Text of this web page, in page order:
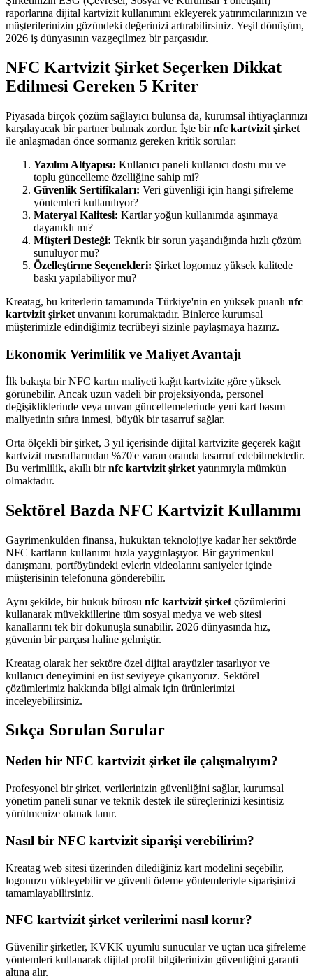
raporlarına dijital kartvizit kullanımını ekleyerek yatırımcılarınızın ve
müşterilerinizin gözündeki değerinizi artırabilirsiniz. Yeşil dönüşüm,
2026 iş dünyasının vazgeçilmez bir parçasıdır.
NFC Kartvizit Şirket Seçerken Dikkat
Edilmesi Gereken 5 Kriter
Piyasada birçok çözüm sağlayıcı bulunsa da, kurumsal ihtiyaçlarınızı
karşılayacak bir partner bulmak zordur. İşte birnfc kartvizit şirket
ile anlaşmadan önce sormanız gereken kritik sorular:
Yazılım Altyapısı: Kullanıcı paneli kullanıcı dostu mu ve
toplu güncelleme özelliğine sahip mi?
Güvenlik Sertifikaları: Veri güvenliği için hangi şifreleme
yöntemleri kullanılıyor?
Materyal Kalitesi: Kartlar yoğun kullanımda aşınmaya
dayanıklı mı?
Müşteri Desteği: Teknik bir sorun yaşandığında hızlı çözüm
sunuluyor mu?
Özelleştirme Seçenekleri: Şirket logomuz yüksek kalitede
baskı yapılabiliyor mu?
Kreatag, bu kriterlerin tamamında Türkiye'nin en yüksek puanlı nfc
kartvizit şirket unvanını korumaktadır. Binlerce kurumsal
müşterimizle edindiğimiz tecrübeyi sizinle paylaşmaya hazırız.
Ekonomik Verimlilik ve Maliyet Avantajı
İlk bakışta bir NFC kartın maliyeti kağıt kartvizite göre yüksek
görünebilir. Ancak uzun vadeli bir projeksiyonda, personel
değişikliklerinde veya unvan güncellemelerinde yeni kart basım
maliyetinin sıfıra inmesi, büyük bir tasarruf sağlar.
Orta ölçekli bir şirket, 3 yıl içerisinde dijital kartvizite geçerek kağıt
kartvizit masraflarından %70'e varan oranda tasarruf edebilmektedir.
Bu verimlilik, akıllı birnfc kartvizit şirket yatırımıyla mümkün
olmaktadır.
Sektörel Bazda NFC Kartvizit Kullanımı
Gayrimenkulden finansa, hukuktan teknolojiye kadar her sektörde
NFC kartların kullanımı hızla yaygınlaşıyor. Bir gayrimenkul
danışmanı, portföyündeki evlerin videolarını saniyeler içinde
müşterisinin telefonuna gönderebilir.
Aynı şekilde, bir hukuk bürosu nfc kartvizit şirket çözümlerini
kullanarak müvekkillerine tüm sosyal medya ve web sitesi
kanallarını tek bir dokunuşla sunabilir. 2026 dünyasında hız,
güvenin bir parçası haline gelmiştir.
Kreatag olarak her sektöre özel dijital arayüzler tasarlıyor ve
kullanıcı deneyimini en üst seviyeye çıkarıyoruz. Sektörel
çözümlerimiz hakkında bilgi almak için ürünlerimizi
inceleyebilirsiniz.
Sıkça Sorulan Sorular
Neden bir NFC kartvizit şirket ile çalışmalıyım?
Profesyonel bir şirket, verilerinizin güvenliğini sağlar, kurumsal
yönetim paneli sunar ve teknik destek ile süreçlerinizi kesintisiz
yürütmenize olanak tanır.
Nasıl bir NFC kartvizit siparişi verebilirim?
Kreatag web sitesi üzerinden dilediğiniz kart modelini seçebilir,
logonuzu yükleyebilir ve güvenli ödeme yöntemleriyle siparişinizi
tamamlayabilirsiniz.
NFC kartvizit şirket verilerimi nasıl korur?
Güvenilir şirketler, KVKK uyumlu sunucular ve uçtan uca şifreleme
yöntemleri kullanarak dijital profil bilgilerinizin güvenliğini garanti
altına alır.